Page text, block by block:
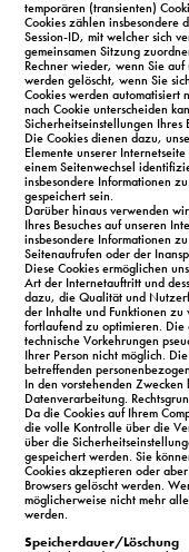
temporären (transienten)
Cookies zählen insbesondere
Session-ID, mit welcher sich
gemeinsamen Sitzung
Rechner wieder, wenn Sie
werden gelöscht, wenn Sie
Cookies werden automatisiert
nach Cookie unterscheiden
Sicherheitseinstellungen Ihres
Die Cookies dienen dazu,
Elemente unserer
einem Seitenwechsel
insbesondere Informationen
gespeichert sein.
Darüber hinaus verwenden
Ihres Besuches auf unseren
insbesondere Informationen
Seitenaufrufen oder der
Diese Cookies ermöglichen
Art der Internetauftritt und
dazu, die Qualität und
der Inhalte und Funktionen zu
fortlaufend zu optimieren. Die
technische Vorkehrungen
Ihrer Person nicht möglich.
betreffenden
In den vorstehenden
Datenverarbeitung.
Da die Cookies auf Ihrem
die volle Kontrolle über die
über die
gespeichert werden. Sie
Cookies akzeptieren oder
Browsers gelöscht werden.
möglicherweise nicht mehr
werden.
Speicherdauer/Löschung